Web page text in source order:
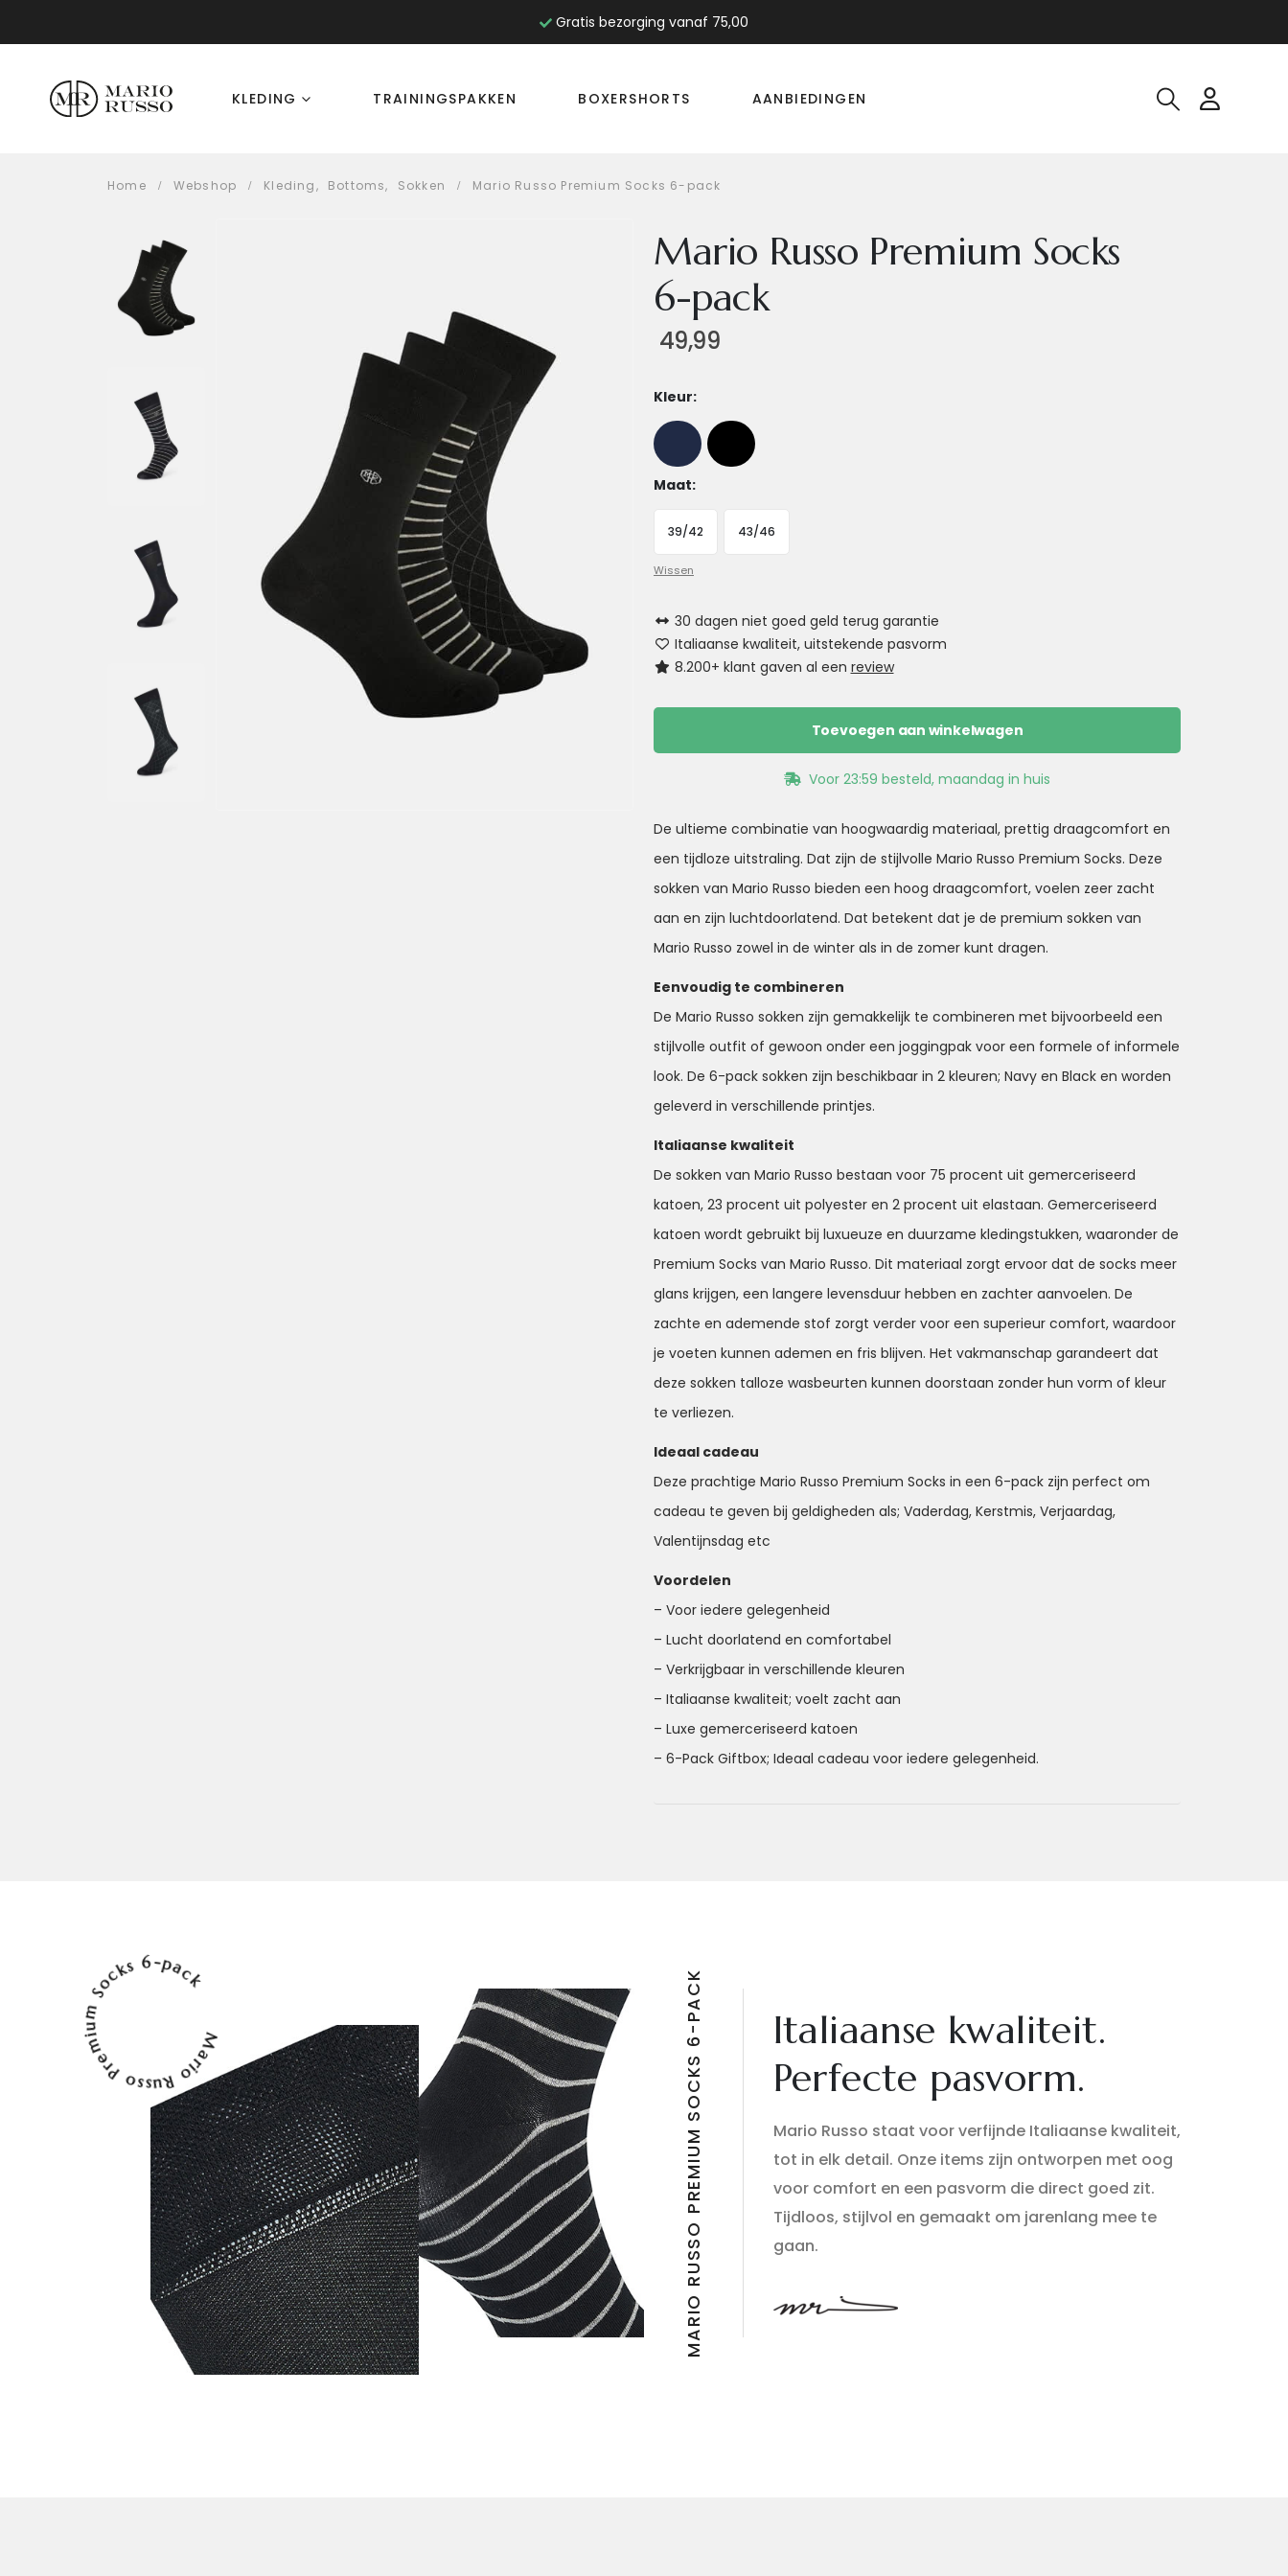
Gratis bezorging vanaf 75,00
KLEDING TRAININGSPAKKEN BOXERSHORTS AANBIEDINGEN
Home Webshop Kleding, Bottoms, Sokken Mario Russo Premium Socks 6-pack
Mario Russo Premium Socks
6-pack
49,99
Kleur
Maat
39/42 43/46
Wissen
30 dagen niet goed geld terug garantie
Italiaanse kwaliteit, uitstekende pasvorm
8.200+ klant gaven al een review
Toevoegen aan winkelwagen
Voor 23:59 besteld, maandag in huis
De ultieme combinatie van hoogwaardig materiaal, prettig draagcomfort en
een tijdloze uitstraling. Dat zijn de stijlvolle Mario Russo Premium Socks. Deze
sokken van Mario Russo bieden een hoog draagcomfort, voelen zeer zacht
aan en zijn luchtdoorlatend. Dat betekent dat je de premium sokken van
Mario Russo zowel in de winter als in de zomer kunt dragen.
Eenvoudig te combineren
De Mario Russo sokken zijn gemakkelijk te combineren met bijvoorbeeld een
stijlvolle outfit of gewoon onder een joggingpak voor een formele of informele
look. De 6-pack sokken zijn beschikbaar in 2 kleuren; Navy en Black en worden
geleverd in verschillende printjes.
Italiaanse kwaliteit
De sokken van Mario Russo bestaan voor 75 procent uit gemerceriseerd
katoen, 23 procent uit polyester en 2 procent uit elastaan. Gemerceriseerd
katoen wordt gebruikt bij luxueuze en duurzame kledingstukken, waaronder de
Premium Socks van Mario Russo. Dit materiaal zorgt ervoor dat de socks meer
glans krijgen, een langere levensduur hebben en zachter aanvoelen. De
zachte en ademende stof zorgt verder voor een superieur comfort, waardoor
je voeten kunnen ademen en fris blijven. Het vakmanschap garandeert dat
deze sokken talloze wasbeurten kunnen doorstaan zonder hun vorm of kleur
te verliezen.
Ideaal cadeau
Deze prachtige Mario Russo Premium Socks in een 6-pack zijn perfect om
cadeau te geven bij geldigheden als; Vaderdag, Kerstmis, Verjaardag,
Valentijnsdag etc
Voordelen
– Voor iedere gelegenheid
– Lucht doorlatend en comfortabel
– Verkrijgbaar in verschillende kleuren
– Italiaanse kwaliteit; voelt zacht aan
– Luxe gemerceriseerd katoen
– 6-Pack Giftbox; Ideaal cadeau voor iedere gelegenheid.
Mario Russo Premium Socks 6-pack MARIO RUSSO PREMIUM SOCKS 6-PACK
Italiaanse kwaliteit.
Perfecte pasvorm.
Mario Russo staat voor verfijnde Italiaanse kwaliteit,
tot in elk detail. Onze items zijn ontworpen met oog
voor comfort en een pasvorm die direct goed zit.
Tijdloos, stijlvol en gemaakt om jarenlang mee te
gaan.